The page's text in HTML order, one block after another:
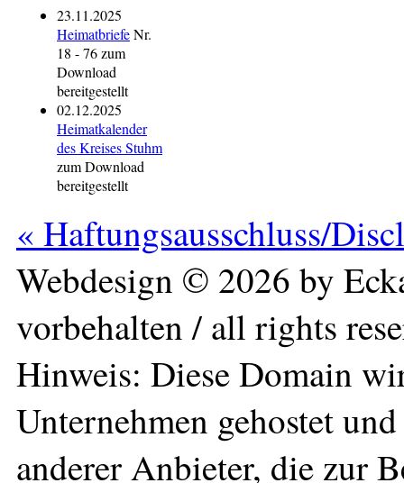
23.11.2025
HeimatbriefeNr.
18 - 76 zum
Download
bereitgestellt
02.12.2025
Heimatkalender
des Kreises Stuhm
zum Download
bereitgestellt
« Haftungsausschluss/
Webdesign © 2026 by
vorbehalten / all rights
Hinweis: Diese Domain
Unternehmen gehostet
anderer Anbieter, die zur